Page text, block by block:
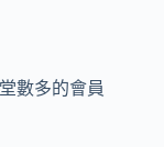
數多的會員